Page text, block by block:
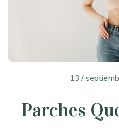
13 /
Parches